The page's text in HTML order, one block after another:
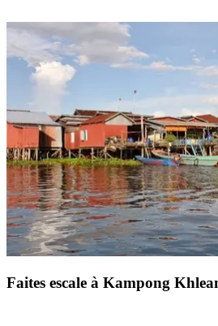
Depuis Siem Reap, partez à la découverte
sites archéologiques du monde.
leurs bas-reliefs énigmatiques, leurs
d’ombres et de lumièrequi varient au fil
Wat, Bayon, Ta Prohm…
chaque
mystique,
entre spiritualité et nature
Ce voyage au Cambodge estun
amateurs d’histoire et de beautés
sont pas seulement des déplacements,
voyages rares où l’on se perd pour
Faites escale à Kampong